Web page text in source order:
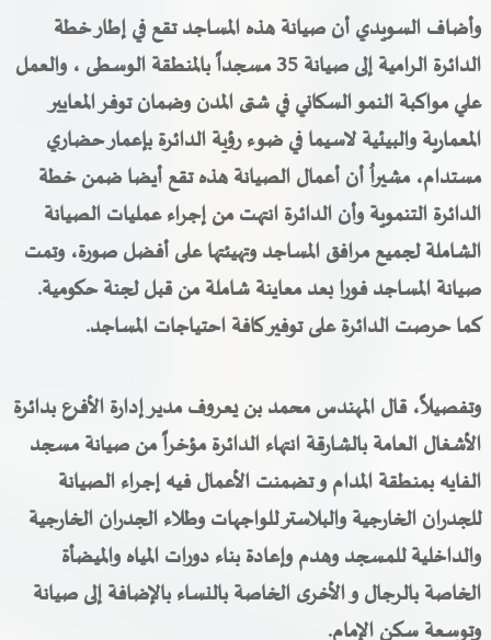
المكتبة الإلكترونية
وأضاف السويدي أن صيانة هذه المساجد تقع في إطار خطة
الدائرة الرامية إلى صيانة 35 مسجداً بالمنطقة الوسطى ، والعمل
علي مواكبة النمو السكاني في شتى المدن وضمان توفر المعايير
المعمارية والبيئية لاسيما في ضوء رؤية الدائرة بإعمار حضاري
مستدام،مشيراُأن أعمال الصيانة هذه تقع أيضا ضمن خطة
الدائرة التنموية وأن الدائرة انتهت من إجراء عمليات الصيانة
الشاملة لجميع مرافق المساجد وتهيئتها على أفضل صورة، وتمت
صيانة المساجد فورا بعد معاينة شاملة من قبل لجنة حكومية.
كما حرصت الدائرة على توفير كافة احتياجات المساجد.
وتفصيلاً، قالالمهندس محمد بن يعروف مدير إدارة الأفرع بدائرة
الأشغال العامة بالشارقة انتهاء الدائرة مؤخراً من صيانة مسجد
الفايه بمنطقة المدام و تضمنت الأعمال فيه إجراء الصيانة
للجدران الخارجية والبلاستر للواجهات وطلاء الجدران الخارجية
والداخلية للمسجد وهدم وإعادة بناء دورات المياه والميضأة
الخاصة بالرجال و الأخرى الخاصة بالنساء بالإضافة إلى صيانة
وتوسعة سكن الإمام.